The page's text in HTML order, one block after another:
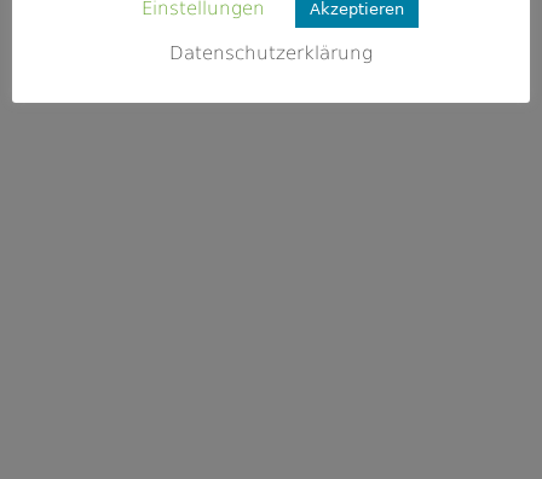
https://www.sportanglerverein-erlabru
Einstellungen
Akzeptieren
Datenschutzerklärung